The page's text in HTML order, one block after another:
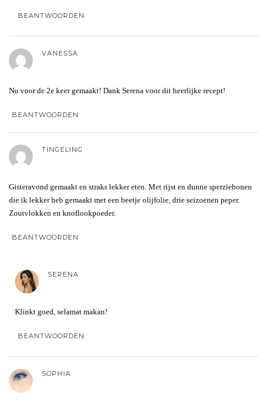
BEANTWOORDEN
VANESSA
Nu voor de 2e keer gemaakt! Dank Serena voor dit heerlijke recept!
BEANTWOORDEN
TINGELING
Gisteravond gemaakt en straks lekker eten. Met rijst en dunne sperziebonen
die ik lekker heb gemaakt met een beetje olijfolie, drie seizoenen peper.
Zoutvlokken en knoflookpoeder.
BEANTWOORDEN
SERENA
Klinkt goed, selamat makan!
BEANTWOORDEN
SOPHIA